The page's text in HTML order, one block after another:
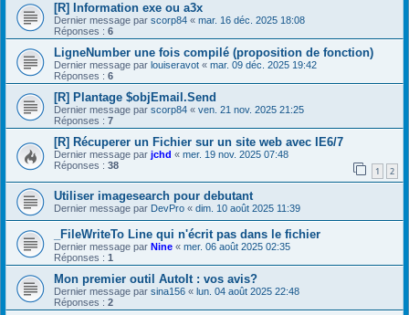
[R] Information exe ou a3x
Dernier message par scorp84 « mar. 16 déc. 2025 18:08
Réponses : 6
LigneNumber une fois compilé (proposition de fonction)
Dernier message par louiseravot « mar. 09 déc. 2025 19:42
Réponses : 6
[R] Plantage $objEmail.Send
Dernier message par scorp84 « ven. 21 nov. 2025 21:25
Réponses : 7
[R] Récuperer un Fichier sur un site web avec IE6/7
Dernier message par jchd « mer. 19 nov. 2025 07:48
Réponses : 38 1 2
Utiliser imagesearch pour debutant
Dernier message par DevPro « dim. 10 août 2025 11:39
_FileWriteTo Line qui n'écrit pas dans le fichier
Dernier message par Nine « mer. 06 août 2025 02:35
Réponses : 1
Mon premier outil AutoIt : vos avis?
Dernier message par sina156 « lun. 04 août 2025 22:48
Réponses : 2